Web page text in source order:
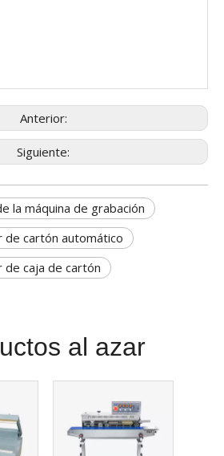
Anterior:
Siguiente:
la máquina de grabación
de cartón automático
de caja de cartón
al azar